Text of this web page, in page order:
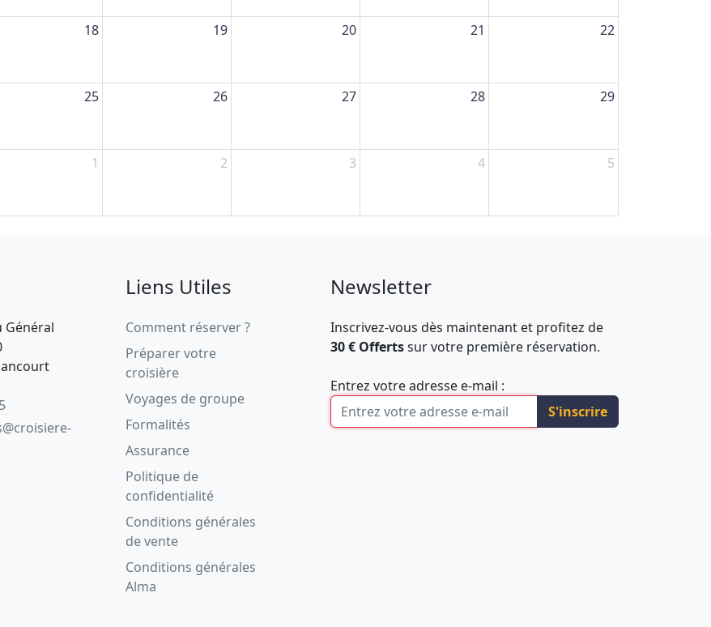
18 19 20 21 22
25 26 27 28 29
1 2 3 4 5
Général
Liens Utiles
Comment réserver ?
Préparer votre
croisière
Voyages de groupe
Formalités
Assurance
Politique de
confidentialité
Conditions générales
de vente
Conditions générales
Alma
Newsletter
Inscrivez-vous dès maintenant et profitez de
30 € Offertssur votre première réservation.
Entrez votre adresse e-mail :
S'inscrire